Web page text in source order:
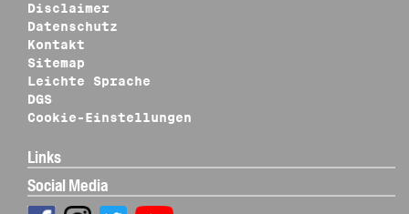
Disclaimer
Datenschutz
Kontakt
Sitemap
Leichte Sprache
DGS
Cookie-Einstellungen
Links
Social Media